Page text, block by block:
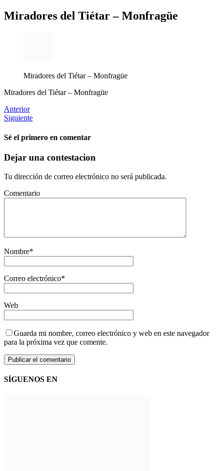
Miradores del Tiétar – Monfragüe
Miradores del Tiétar – Monfragüe
Miradores del Tiétar – Monfragüe
Anterior
Siguiente
Sé el primero en comentar
Dejar una contestacion
Tu dirección de correo electrónico no será publicada.
Comentario
Nombre*
Correo electrónico*
Web
Guarda mi nombre, correo electrónico y web en este navegador
para la próxima vez que comente.
SÍGUENOS EN